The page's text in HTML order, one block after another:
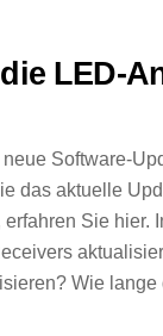
LED-
Software-
das aktuelle
Sie hier.
Wie